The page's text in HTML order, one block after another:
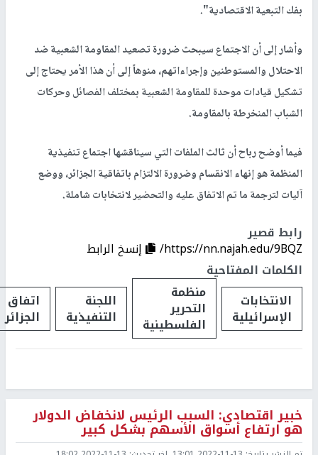
بفك التبعية الاقتصادية".
وأشار إلى أن الاجتماع سيبحث ضرورة تصعيد المقاومة الشعبية ضد
الاحتلال والمستوطنين وإجراءاتهم، منوهاً إلى أن هذا الأمر يحتاج إلى
تشكيل قيادات موحدة للمقاومة الشعبية بمختلف الفصائل وحركات
الشباب المنخرطة بالمقاومة.
فيما أوضح رباح أن ثالث الملفات التي سيناقشها اجتماع تنفيذية
المنظمة هو إنهاء الانقسام وضرورة الالتزام باتفاقية الجزائر، ووضع
آليات لترجمة ما تم الاتفاق عليه والتحضير لانتخابات شاملة.
رابط قصير
https://nn.najah.edu/9BQZ/
إنسخ الرابط
الكلمات المفتاحية
الانتخابات
الإسرائيلية
منظمة
التحرير
الفلسطينية
اللجنة
التنفيذية
اتفاق
الجزائر
خبير اقتصادي: السبب الرئيس لانخفاض الدولار
هو ارتفاع أسواق الأسهم بشكل كبير